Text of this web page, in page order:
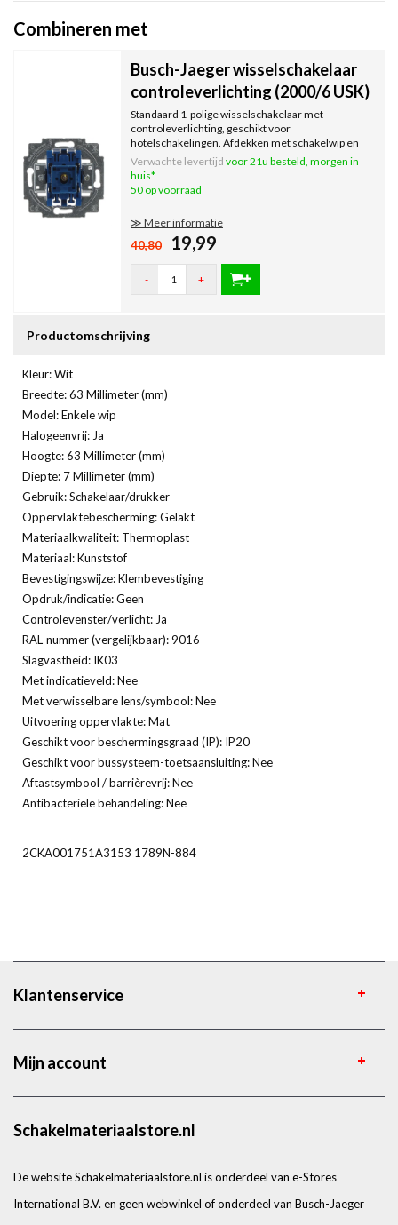
Combineren met
Busch-Jaeger wisselschakelaar
controleverlichting (2000/6 USK)
Standaard 1-polige wisselschakelaar met
controleverlichting, geschikt voor
hotelschakelingen. Afdekken met schakelwip en
afdekraam.
Verwachte levertijd voor 21u besteld, morgen in
huis*
50 op voorraad
≫ Meer informatie
40,80 19,99
- +
Productomschrijving
Kleur: Wit
Breedte: 63 Millimeter (mm)
Model: Enkele wip
Halogeenvrij: Ja
Hoogte: 63 Millimeter (mm)
Diepte: 7 Millimeter (mm)
Gebruik: Schakelaar/drukker
Oppervlaktebescherming: Gelakt
Materiaalkwaliteit: Thermoplast
Materiaal: Kunststof
Bevestigingswijze: Klembevestiging
Opdruk/indicatie: Geen
Controlevenster/verlicht: Ja
RAL-nummer (vergelijkbaar): 9016
Slagvastheid: IK03
Met indicatieveld: Nee
Met verwisselbare lens/symbool: Nee
Uitvoering oppervlakte: Mat
Geschikt voor beschermingsgraad (IP): IP20
Geschikt voor bussysteem-toetsaansluiting: Nee
Aftastsymbool / barrièrevrij: Nee
Antibacteriële behandeling: Nee
2CKA001751A3153 1789N-884
Klantenservice
Mijn account
Schakelmateriaalstore.nl
De website Schakelmateriaalstore.nl is onderdeel van e-Stores
International B.V. en geen webwinkel of onderdeel van Busch-Jaeger